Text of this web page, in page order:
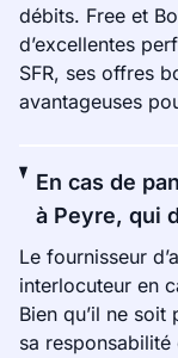
débits. Free et
d’excellentes
SFR, ses offres
avantageuses
En cas de
à Peyre, qui
Le fournisseur
interlocuteur en
Bien qu’il ne
sa